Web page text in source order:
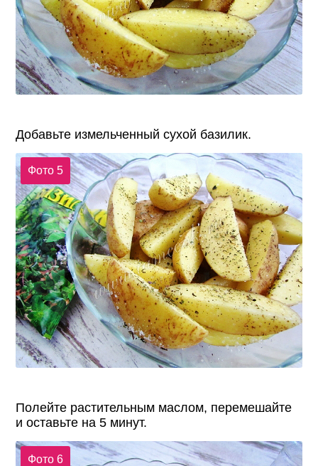
Добавьте измельченный сухой базилик.
Фото 5
Полейте растительным маслом, перемешайте
и оставьте на 5 минут.
Фото 6